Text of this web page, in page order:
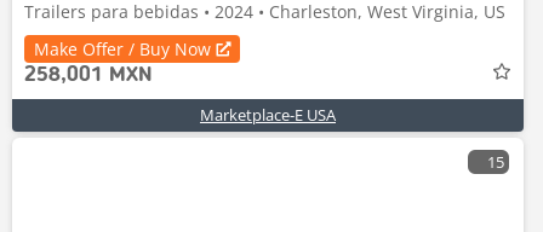
Trailers para bebidas • 2024 • Charleston, West Virginia, US
Make Offer / Buy Now
258,001 MXN
Marketplace-E USA
15